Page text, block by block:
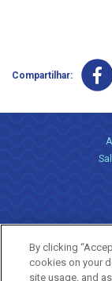
Compartilhar:
By clicking
cookies on your
site usage, and